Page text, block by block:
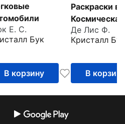
Е. С.
Бук
В корзину
Раскраски
Космическая
техника
Де Лис Ф.
Кристалл Бук
В корзину